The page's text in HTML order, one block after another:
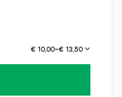
€ 10,00–€ 13,50